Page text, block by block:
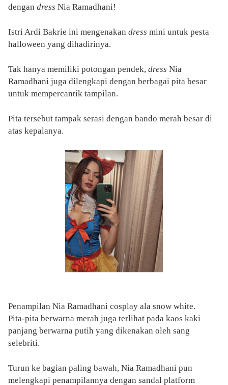
dengan dress Nia Ramadhani!
Istri Ardi Bakrie ini mengenakan dress mini untuk pesta
halloween yang dihadirinya.
Tak hanya memiliki potongan pendek, dress Nia
Ramadhani juga dilengkapi dengan berbagai pita besar
untuk mempercantik tampilan.
Pita tersebut tampak serasi dengan bando merah besar di
atas kepalanya.
Penampilan Nia Ramadhani cosplay ala snow white.
Pita-pita berwarna merah juga terlihat pada kaos kaki
panjang berwarna putih yang dikenakan oleh sang
selebriti.
Turun ke bagian paling bawah, Nia Ramadhani pun
melengkapi penampilannya dengan sandal platform